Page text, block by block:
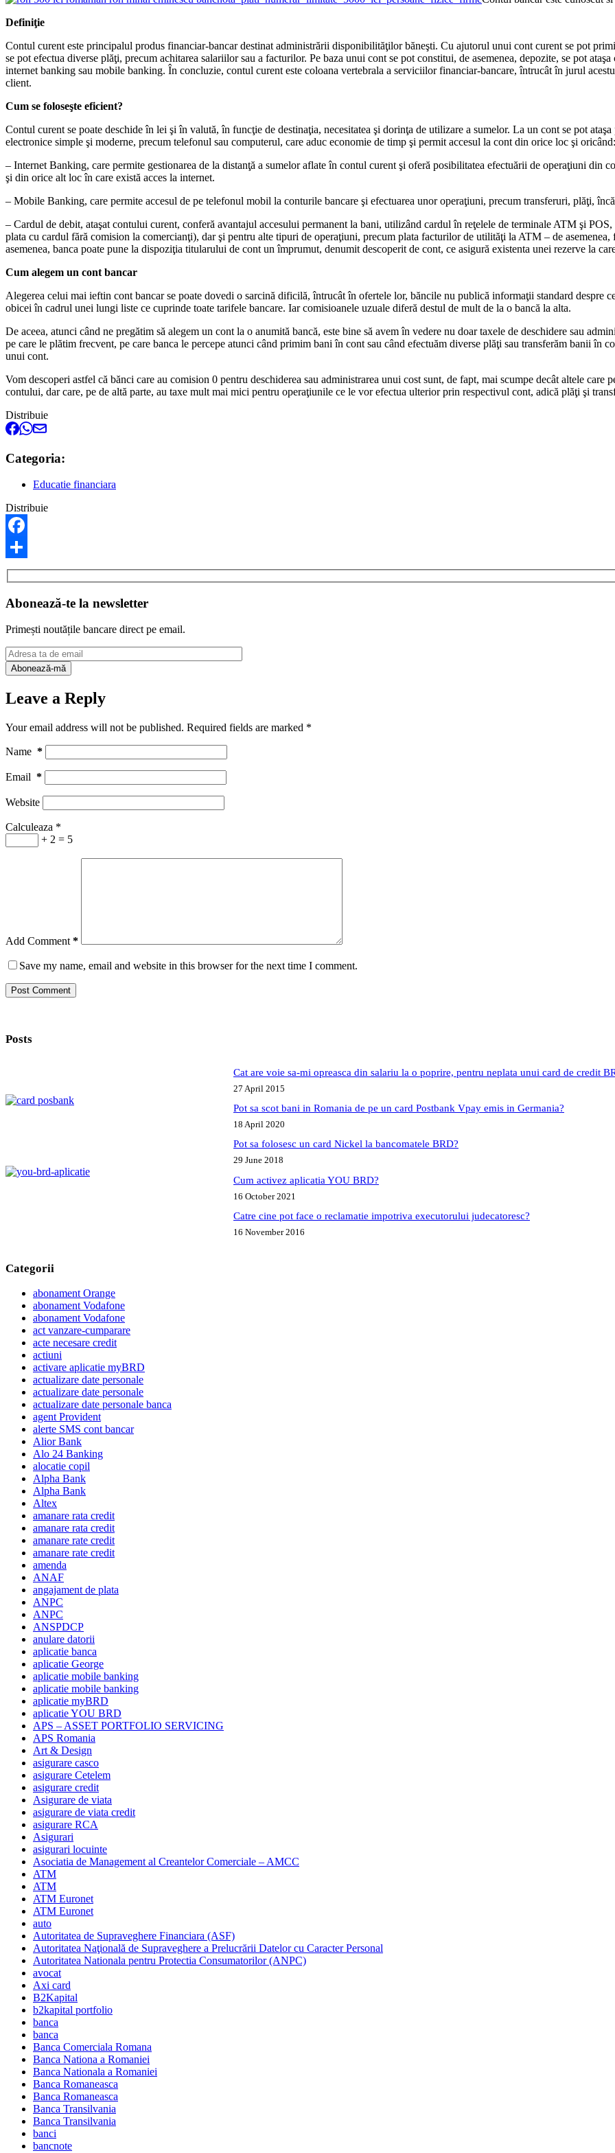
Definiţie
Contul curent este principalul produs financiar-bancar destinat administrării disponibilităţilor băneşti. Cu ajutorul unui cont curent se pot
se pot efectua diverse plăţi, precum achitarea salariilor sau a facturilor. Pe baza unui cont se pot constitui, de asemenea, depozite, se pot
internet banking sau mobile banking. În concluzie, contul curent este coloana vertebrala a serviciilor financiar-bancare, întrucât în jurul
client.
Cum se foloseşte eficient?
Contul curent se poate deschide în lei şi în valută, în funcţie de destinaţia, necesitatea şi dorinţa de utilizare a sumelor. La un cont se pot
electronice simple şi moderne, precum telefonul sau computerul, care aduc economie de timp şi permit accesul la cont din orice loc şi oricând:
– Internet Banking, care permite gestionarea de la distanţă a sumelor aflate în contul curent şi oferă posibilitatea efectuării de operaţiuni
şi din orice alt loc în care există acces la internet.
– Mobile Banking, care permite accesul de pe telefonul mobil la conturile bancare şi efectuarea unor operaţiuni, precum transferuri, plăţi,
– Cardul de debit, ataşat contului curent, conferă avantajul accesului permanent la bani, utilizând cardul în reţelele de terminale ATM şi
plata cu cardul fără comision la comercianţi), dar şi pentru alte tipuri de operaţiuni, precum plata facturilor de utilităţi la ATM – de
asemenea, banca poate pune la dispoziţia titularului de cont un împrumut, denumit descoperit de cont, ce asigură existenta unei rezerve la
Cum alegem un cont bancar
Alegerea celui mai ieftin cont bancar se poate dovedi o sarcină dificilă, întrucât în ofertele lor, băncile nu publică informaţii standard despre
obicei în cadrul unei lungi liste ce cuprinde toate tarifele bancare. Iar comisioanele uzuale diferă destul de mult de la o bancă la alta.
De aceea, atunci când ne pregătim să alegem un cont la o anumită bancă, este bine să avem în vedere nu doar taxele de deschidere sau
pe care le plătim frecvent, pe care banca le percepe atunci când primim bani în cont sau când efectuăm diverse plăţi sau transferăm banii în
unui cont.
Vom descoperi astfel că bănci care au comision 0 pentru deschiderea sau administrarea unui cost sunt, de fapt, mai scumpe decât altele
contului, dar care, pe de altă parte, au taxe mult mai mici pentru operaţiunile ce le vor efectua ulterior prin respectivul cont, adică plăţi şi
Distribuie
Categoria:
Educatie financiara
Distribuie
Facebook
Share
Abonează-te la newsletter
Primești noutățile bancare direct pe email.
Leave a Reply
Your email address will not be published. Required fields are marked *
Name *
Email *
Website
Calculeaza *
+ 2 = 5
Add Comment *
Save my name, email and website in this browser for the next time I comment.
Post Comment
Posts
Cat are voie sa-mi opreasca din salariu la o poprire, pentru neplata unui card de credit
27 April 2015
Pot sa scot bani in Romania de pe un card Postbank Vpay emis in Germania?
18 April 2020
Pot sa folosesc un card Nickel la bancomatele BRD?
29 June 2018
Cum activez aplicatia YOU BRD?
16 October 2021
Catre cine pot face o reclamatie impotriva executorului judecatoresc?
16 November 2016
Categorii
abonament Orange
abonament Vodafone
abonament Vodafone
act vanzare-cumparare
acte necesare credit
actiuni
activare aplicatie myBRD
actualizare date personale
actualizare date personale
actualizare date personale banca
agent Provident
alerte SMS cont bancar
Alior Bank
Alo 24 Banking
alocatie copil
Alpha Bank
Alpha Bank
Altex
amanare rata credit
amanare rata credit
amanare rate credit
amanare rate credit
amenda
ANAF
angajament de plata
ANPC
ANPC
ANSPDCP
anulare datorii
aplicatie banca
aplicatie George
aplicatie mobile banking
aplicatie mobile banking
aplicatie myBRD
aplicatie YOU BRD
APS – ASSET PORTFOLIO SERVICING
APS Romania
Art & Design
asigurare casco
asigurare Cetelem
asigurare credit
Asigurare de viata
asigurare de viata credit
asigurare RCA
Asigurari
asigurari locuinte
Asociatia de Management al Creantelor Comerciale – AMCC
ATM
ATM
ATM Euronet
ATM Euronet
auto
Autoritatea de Supraveghere Financiara (ASF)
Autoritatea Naţională de Supraveghere a Prelucrării Datelor cu Caracter Personal
Autoritatea Nationala pentru Protectia Consumatorilor (ANPC)
avocat
Axi card
B2Kapital
b2kapital portfolio
banca
banca
Banca Comerciala Romana
Banca Nationa a Romaniei
Banca Nationala a Romaniei
Banca Romaneasca
Banca Romaneasca
Banca Transilvania
Banca Transilvania
banci
bancnote